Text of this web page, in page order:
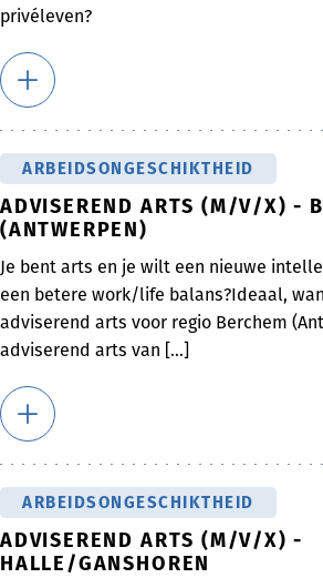
privéleven?
ARBEIDSONGESCHIKTHEID
ADVISEREND ARTS (M/V/X) -
(ANTWERPEN)
Je bent arts en je wilt een nieuwe
een betere work/life balans?Ideaal,
adviserend arts voor regio Berchem
adviserend arts van [...]
ARBEIDSONGESCHIKTHEID
ADVISEREND ARTS (M/V/X) -
HALLE/GANSHOREN